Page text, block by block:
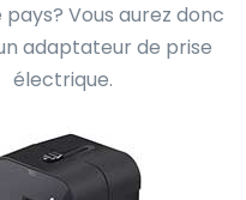
Vous aurez donc
adaptateur de prise
électrique.